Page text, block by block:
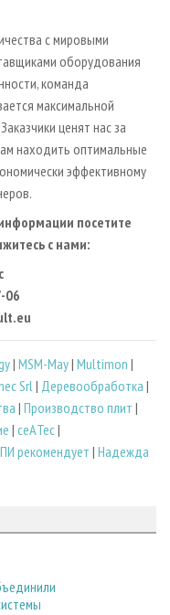
с мировыми
оборудования
команда
максимальной
ценят нас за
находить оптимальные
эффективному
посетите
с нами:
06
| MSM-May| Multimon |
Srl | Деревообработка |
| Производство плит |
| сeАTec|
рекомендует| Надежда